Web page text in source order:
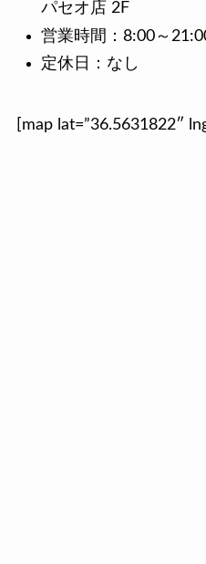
パセオ店 2F
営業時間：8:00～
定休日：なし
[map lat=”36.5631822″